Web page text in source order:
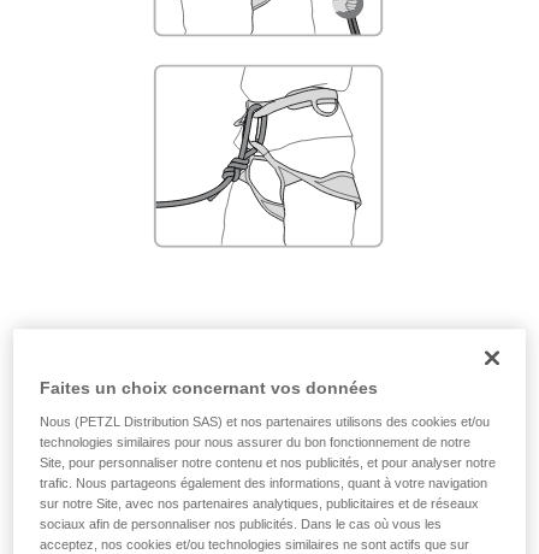
Solution :faire systématiquement un nœud en bout de
corde.
Et vérifier la longueur des voies sur le topo.
Faites un choix concernant vos données
Nous (PETZL Distribution SAS) et nos partenaires utilisons des cookies et/ou
technologies similaires pour nous assurer du bon fonctionnement de notre
Site, pour personnaliser notre contenu et nos publicités, et pour analyser notre
trafic. Nous partageons également des informations, quant à votre navigation
sur notre Site, avec nos partenaires analytiques, publicitaires et de réseaux
sociaux afin de personnaliser nos publicités. Dans le cas où vous les
acceptez, nos cookies et/ou technologies similaires ne sont actifs que sur